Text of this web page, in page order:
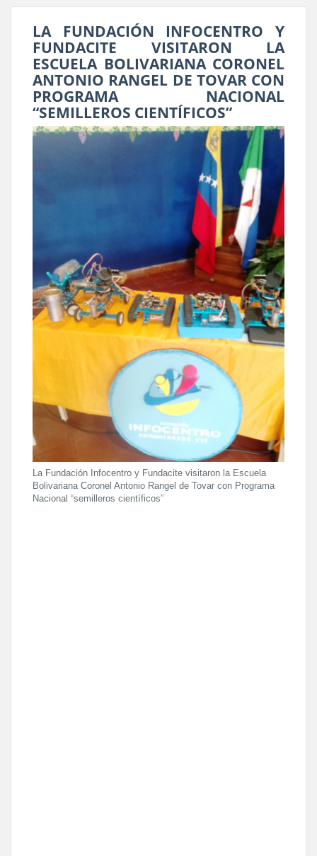
LA FUNDACIÓN INFOCENTRO Y
FUNDACITE VISITARON LA
ESCUELA BOLIVARIANA CORONEL
ANTONIO RANGEL DE TOVAR CON
PROGRAMA NACIONAL
“SEMILLEROS CIENTÍFICOS”
La Fundación Infocentro y Fundacite visitaron la Escuela
Bolivariana Coronel Antonio Rangel de Tovar con Programa
Nacional “semilleros científicos”